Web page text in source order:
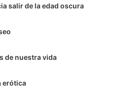
salir de la edad oscura
de nuestra vida
erótica